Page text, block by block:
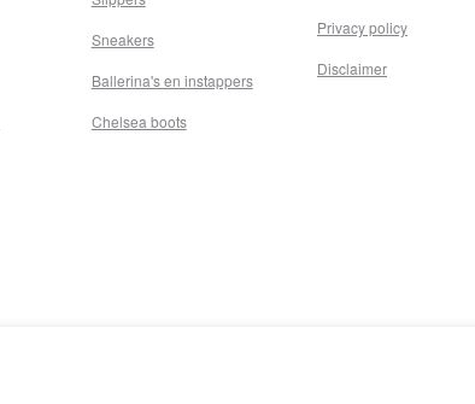
Sneakers
Ballerina's en instappers
Chelsea boots
Privacy policy
Disclaimer